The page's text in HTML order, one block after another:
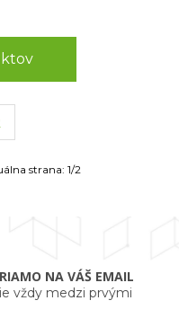
strana: 1/2
NA VÁŠ EMAIL
vždy medzi prvými